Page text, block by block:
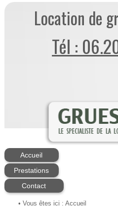
Location de
Tél :
Accueil
Prestations
Contact
• Vous êtes ici : Accueil